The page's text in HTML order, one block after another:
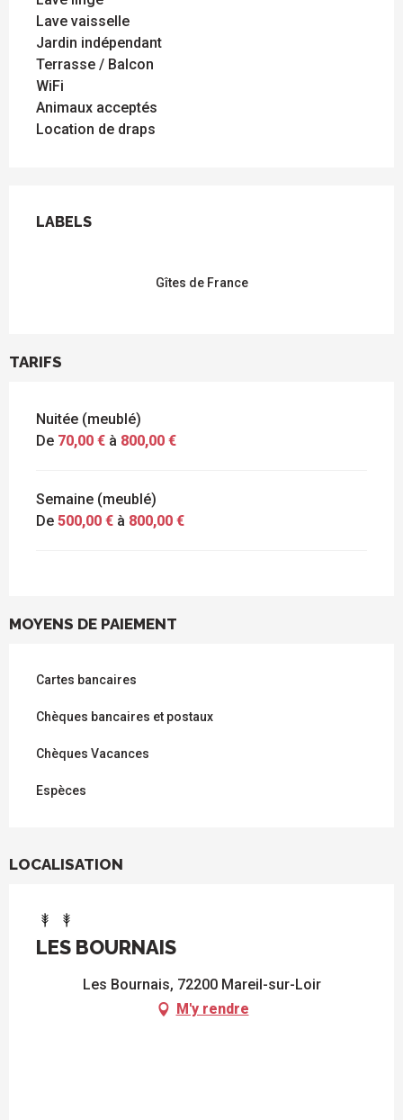
Lave vaisselle
Jardin indépendant
Terrasse / Balcon
WiFi
Animaux acceptés
Location de draps
LABELS
LABELS
Gîtes de France
TARIFS
Nuitée (meublé)
De 70,00 € à 800,00 €
Semaine (meublé)
De 500,00 € à 800,00 €
MOYENS DE PAIEMENT
Cartes bancaires
Chèques bancaires et postaux
Chèques Vacances
Espèces
LOCALISATION
LES BOURNAIS
Les Bournais, 72200 Mareil-sur-Loir
M'y rendre